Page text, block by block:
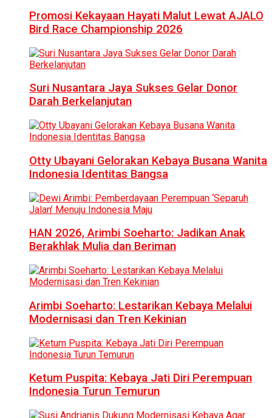
Promosi Kekayaan Hayati Malut Lewat AJALO
Bird Race Championship 2026
Suri Nusantara Jaya Sukses Gelar Donor
Darah Berkelanjutan
Otty Ubayani Gelorakan Kebaya Busana Wanita
Indonesia Identitas Bangsa
HAN 2026, Arimbi Soeharto: Jadikan Anak
Berakhlak Mulia dan Beriman
Arimbi Soeharto: Lestarikan Kebaya Melalui
Modernisasi dan Tren Kekinian
Ketum Puspita: Kebaya Jati Diri Perempuan
Indonesia Turun Temurun